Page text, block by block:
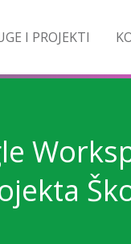
I PROJEKTI